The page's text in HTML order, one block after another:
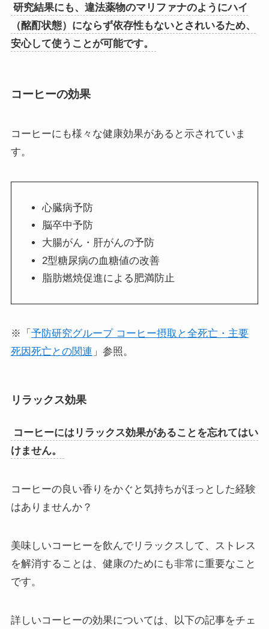
研究結果にも、違法薬物のマリファナのようにハイ
（酩酊状態）にならず依存性もないとされいるため、
安心して使うことが可能です。
コーヒーの効果
コーヒーにも様々な健康効果があると示されていま
す。
心臓病予防
脳卒中予防
大腸がん・肝がんの予防
2型糖尿病の血糖値の改善
脂肪燃焼促進による肥満防止
※「 予防研究グループ コーヒー摂取と全死亡・主要
死因死亡との関連 」参照。
リラックス効果
コーヒーにはリラックス効果があることを忘れてはい
けません。
コーヒーの良い香りをかぐと気持ちがほっとした経験
はありませんか？
美味しいコーヒーを飲んでリラックスして、ストレス
を解消することは、健康のためにも非常に重要なこと
です。
詳しいコーヒーの効果については、以下の記事をチェ